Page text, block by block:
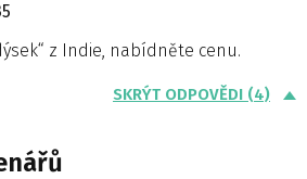
z Indie, nabídněte cenu.
SKRÝT ODPOVĚDI (4)